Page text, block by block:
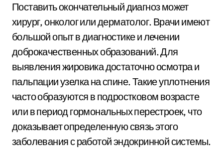
Поставить окончательный диагноз может
хирург, онколог или дерматолог. Врачи имеют
большой опыт в диагностике и лечении
доброкачественных образований. Для
выявления жировика достаточно осмотра и
пальпации узелка на спине. Такие уплотнения
часто образуются в подростковом возрасте
или в период гормональных перестроек, что
доказывает определенную связь этого
заболевания с работой эндокринной системы.